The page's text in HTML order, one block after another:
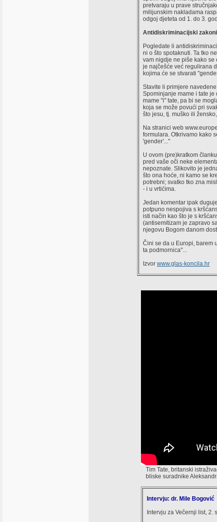
pretvaraju u prave
milijunskim nakladama
odgoj djeteta od 1. do 3.
Antidiskriminacijski zakoni
Pogledate li
ni o što spotaknuti. Ta tko
vam nigdje ne piše kako se
je najčešće već regulirana
kojima će se stvarati
Stavite li primjere
Spominjanje mame i tate
mame "i" tate, pa bi se
koja se može povući pri
što jesu, tj. muško ili
Na stranici web
formulara. Otkrivamo kako
'gender'..."
U ovom (pre)kratkom
pred vaše oči neke
nepoznate. Slikovito je
što ona hoće, ni kamo se
potrebni; svatko tko zna
- i u vrtićima.
Jedan komentar ipak
potpuno nespojiva s
isti način kao što je s
(antisemitizam je zapravo
njegovu Bogom danom
Čini se da u Europi, barem
ta podmornica"...
Izvor www.glas-koncila.hr
Tim Tate, britanski
bliske suradnike
Intervju: dr. Mile Bogović
Intervju za Večernji list, 2.